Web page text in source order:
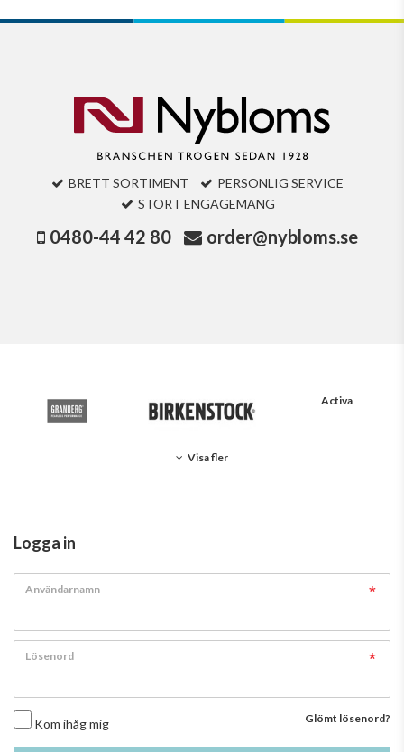
BRETT SORTIMENT
PERSONLIG SERVICE
STORT ENGAGEMANG
0480-44 42 80 order@nybloms.se
Activa
Visa fler
Logga in
Användarnamn
Lösenord
Kom ihåg mig Glömt lösenord?